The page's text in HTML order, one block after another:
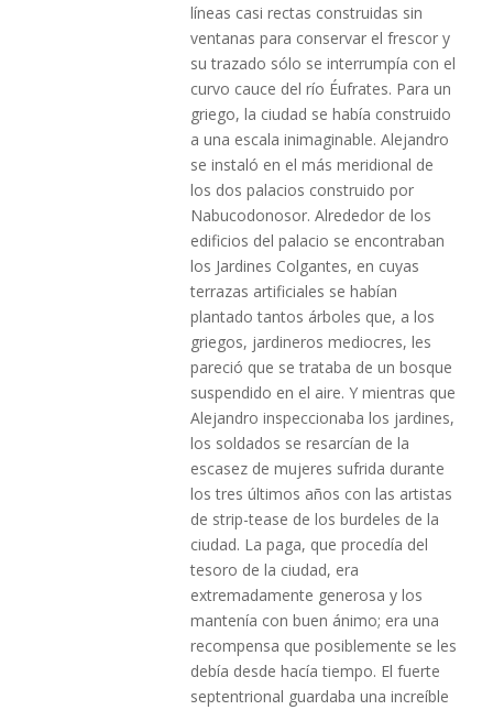
líneas casi rectas construidas sin
ventanas para conservar el frescor y
su trazado sólo se interrumpía con el
curvo cauce del río Éufrates. Para un
griego, la ciudad se había construido
a una escala inimaginable. Alejandro
se instaló en el más meridional de
los dos palacios construido por
Nabucodonosor. Alrededor de los
edificios del palacio se encontraban
los Jardines Colgantes, en cuyas
terrazas artificiales se habían
plantado tantos árboles que, a los
griegos, jardineros mediocres, les
pareció que se trataba de un bosque
suspendido en el aire. Y mientras que
Alejandro inspeccionaba los jardines,
los soldados se resarcían de la
escasez de mujeres sufrida durante
los tres últimos años con las artistas
de strip-tease de los burdeles de la
ciudad. La paga, que procedía del
tesoro de la ciudad, era
extremadamente generosa y los
mantenía con buen ánimo; era una
recompensa que posiblemente se les
debía desde hacía tiempo. El fuerte
septentrional guardaba una increíble